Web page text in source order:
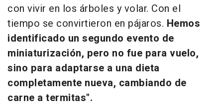
con vivir en los árboles y volar. Con el
tiempo se convirtieron en pájaros. Hemos
identificado un segundo evento de
miniaturización, pero no fue para vuelo,
sino para adaptarse a una dieta
completamente nueva, cambiando de
carne a termitas".